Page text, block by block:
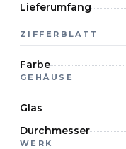
Lieferumfang
ZIFFERBLATT
Farbe
GEHÄUSE
Glas
Durchmesser
WERK